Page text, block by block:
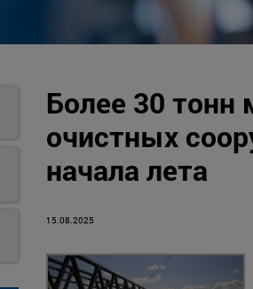
Более 30 тонн
очистных
начала лета
15.08.2025